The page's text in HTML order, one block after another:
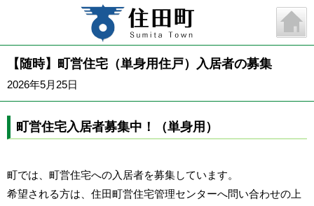
【随時】町営住宅（単身用住戸）入居者の募集
2026年5月25日
町営住宅入居者募集中！（単身用）
町では、町営住宅への入居者を募集しています。
希望される方は、 住田町営住宅管理センターへ問い合わせの上